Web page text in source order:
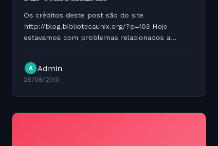
Os créditos deste post são do site
http://blog.bibliotecaunix.org/?p=103 Hoje
estavamos com problemas relacionados a
estava além do limite. Buscamos então...
A Admin
26/08/2010